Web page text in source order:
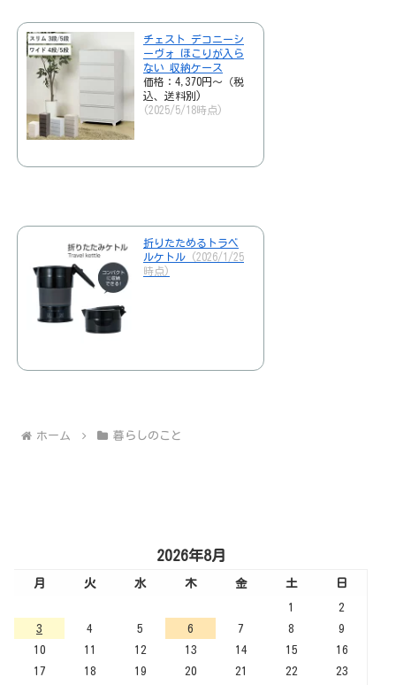
チェスト デコニーシ
ーヴォ ほこりが入ら
ない 収納ケース
価格：4,370円～（税
込、送料別)
(2025/5/18時点)
折りたためるトラベ
ルケトル
(2026/1/25
時点)
ホーム 暮らしのこと
2026年8月
月 火 水 木 金 土
日
1
2
3
4 5 6 7 8
9
10
11 12 13 14 15
16
17
18 19 20 21 22
23